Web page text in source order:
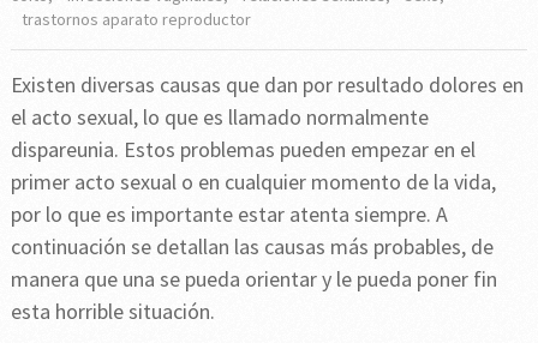
trastornos aparato reproductor
Existen diversas causas que dan por resultado dolores en
el acto sexual, lo que es llamado normalmente
dispareunia. Estos problemas pueden empezar en el
primer acto sexual o en cualquier momento de la vida,
por lo que es importante estar atenta siempre. A
continuación se detallan las causas más probables, de
manera que una se pueda orientar y le pueda poner fin
esta horrible situación.